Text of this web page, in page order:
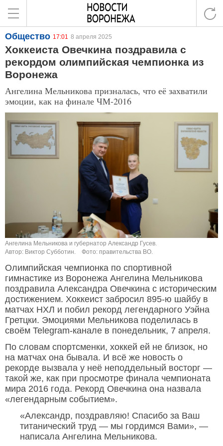
Общество 17:01 8 апреля 2025
Хоккеиста Овечкина поздравила с
рекордом олимпийская чемпионка из
Воронежа
Ангелина Мельникова призналась, что её захватили
эмоции, как на финале ЧМ-2016
Ангелина Мельникова и губернатор Александр Гусев.
Автор: Виктор Субботин.
Фото: правительства ВО.
Олимпийская чемпионка по спортивной
гимнастике из Воронежа Ангелина Мельникова
поздравила Александра Овечкина с историческим
достижением. Хоккеист забросил 895-ю шайбу в
матчах НХЛ и побил рекорд легендарного Уэйна
Гретцки. Эмоциями Мельникова поделилась в
своём Telegram-канале в понедельник, 7 апреля.
По словам спортсменки, хоккей ей не близок, но
на матчах она бывала. И всё же новость о
рекорде вызвала у неё неподдельный восторг —
такой же, как при просмотре финала чемпионата
мира 2016 года. Рекорд Овечкина она назвала
«легендарным событием».
«Александр, поздравляю! Спасибо за Ваш
титанический труд — мы гордимся Вами», —
написала Ангелина Мельникова.